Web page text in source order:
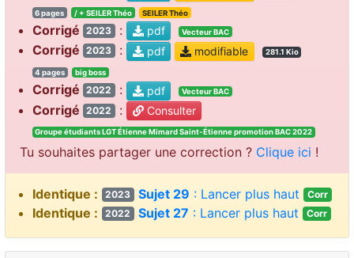
6 pages / + SEILER Théo SEILER Théo
Corrigé 2023 : pdf Vecteur BAC
Corrigé 2023 : pdf modifiable 281.1 Kio
4 pages big boss
Corrigé 2022 : pdf Vecteur BAC
Corrigé 2022 : Consulter
Groupe étudiants LGT Étienne Mimard Saint-Étienne promotion BAC 2022
Tu souhaites partager une correction ? Clique ici !
Identique : 2023 Sujet 29 : Lancer plus haut Corr
Identique : 2022 Sujet 27 : Lancer plus haut Corr